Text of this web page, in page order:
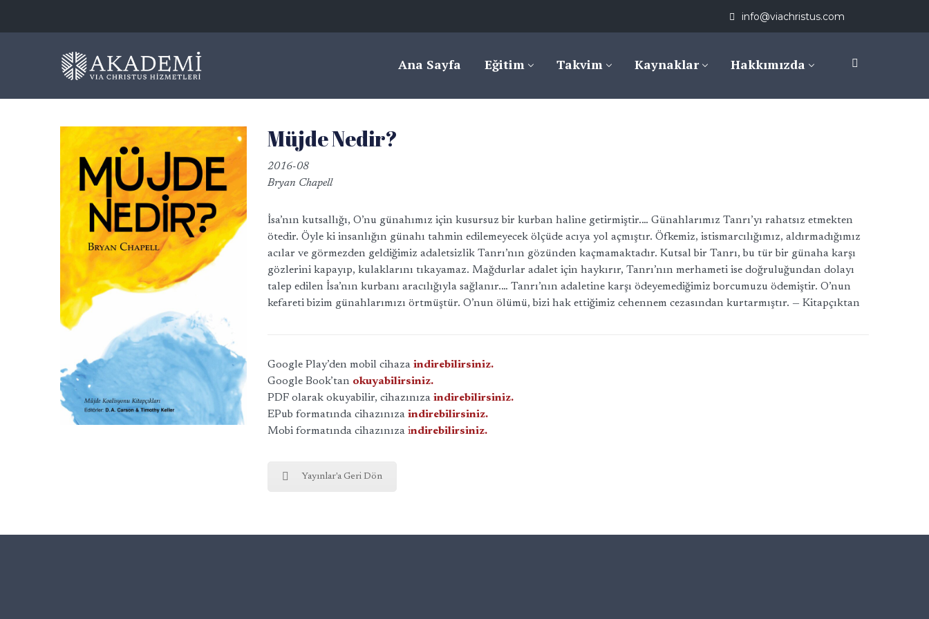
info@viachristus.com
Ana Sayfa Eğitim Takvim Kaynaklar Hakkımızda
Müjde Nedir?
2016-08
Bryan Chapell
İsa’nın kutsallığı, O’nu günahımız için kusursuz bir kurban haline getirmiştir.… Günahlarımız Tanrı’yı rahatsız etmekten
ötedir. Öyle ki insanlığın günahı tahmin edilemeyecek ölçüde acıya yol açmıştır. Öfkemiz, istismarcılığımız, aldırmadığımız
acılar ve görmezden geldiğimiz adaletsizlik Tanrı’nın gözünden kaçmamaktadır. Kutsal bir Tanrı, bu tür bir günaha karşı
gözlerini kapayıp, kulaklarını tıkayamaz. Mağdurlar adalet için haykırır, Tanrı’nın merhameti ise doğruluğundan dolayı
talep edilen İsa’nın kurbanı aracılığıyla sağlanır.… Tanrı’nın adaletine karşı ödeyemediğimiz borcumuzu ödemiştir. O’nun
kefareti bizim günahlarımızı örtmüştür. O’nun ölümü, bizi hak ettiğimiz cehennem cezasından kurtarmıştır. — Kitapçıktan
Google Play’den mobil cihaza indirebilirsiniz.
Google Book’tan okuyabilirsiniz.
PDF olarak okuyabilir, cihazınıza indirebilirsiniz.
EPub formatında cihazınıza indirebilirsiniz.
Mobi formatında cihazınıza indirebilirsiniz.
Yayınlar'a Geri Dön